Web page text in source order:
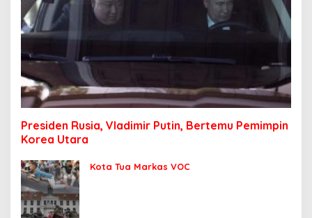
Presiden Rusia, Vladimir Putin, Bertemu Pemimpin
Korea Utara
Kota Tua Markas VOC